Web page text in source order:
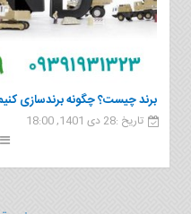
برند چیست؟ چگونه برندسازی
تاریخ :28 دی 1401, 18:00